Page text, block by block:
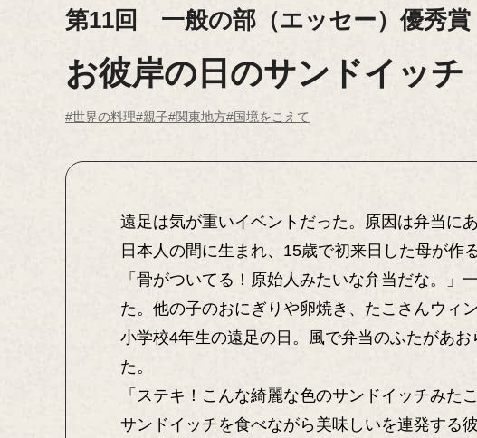
第11回 一般の部（エッセー）優秀賞
お彼岸の日のサンドイッチ
#世界の料理#親子#関東地方#国境をこえて
遠足は気が重いイベントだった。原因は弁当に
日本人の間に生まれ、15歳で初来日した母が作
「骨がついてる！原始人みたいな弁当だな。
た。他の子のおにぎりや卵焼き、たこさんウィ
小学校4年生の遠足の日。風で弁当のふたがあ
た。
「ステキ！こんな綺麗な色のサンドイッチみた
サンドイッチを食べながら美味しいを連発する